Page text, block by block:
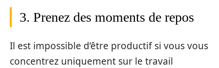
3. Prenez des moments de repos
Il est impossible d’être productif si vous vous
concentrez uniquement sur le travail